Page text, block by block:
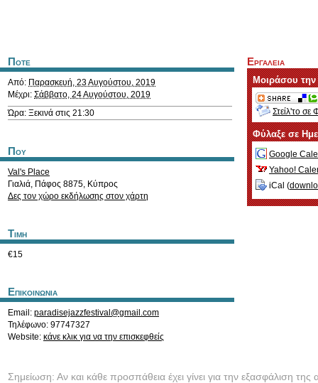
Ποτε
Από: Παρασκευή, 23 Αυγούστου, 2019
Μέχρι: Σάββατο, 24 Αυγούστου, 2019
Ώρα: Ξεκινά στις 21:30
Που
Val's Place
Γιαλιά, Πάφος 8875, Κύπρος
Δες τον χώρο εκδήλωσης στον χάρτη
Τιμη
€15
Επικοινωνια
Email: paradisejazzfestival@gmail.com
Τηλέφωνο: 97747327
Website: κάνε κλικ για να την επισκεφθείς
Εργαλεια
Μοιράσου
Στείλ'το σε
Φύλαξε σε
Google
Yahoo!
iCal (
Σημείωση: Αν και κάθε προσπάθεια έχει γίνει για την εξασφάλιση της